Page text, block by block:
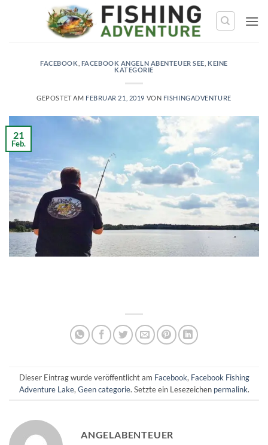
FACEBOOK FACEBOOK ANGELN ABENTEUER SEE KEINE
KATEGORIE
GEPOSTET AM FEBRUAR 21, 2019 VON FISHINGADVENTURE
21
Feb.
Dieser Eintrag wurde veröffentlicht am Facebook, Facebook Fishing
Adventure Lake, Geen categorie. Setzte ein Lesezeichen permalink.
ANGELABENTEUER